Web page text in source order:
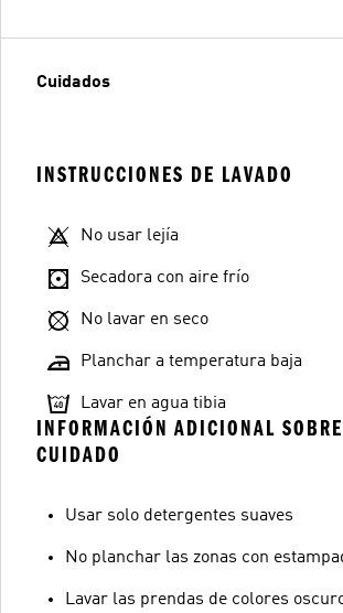
Cuidados
INSTRUCCIONES DE LAVADO
No usar lejía
Secadora con aire frío
No lavar en seco
Planchar a temperatura baja
Lavar en agua tibia
INFORMACIÓN ADICIONAL
CUIDADO
Usar solo detergentes suaves
No planchar las zonas con
Lavar las prendas de colores